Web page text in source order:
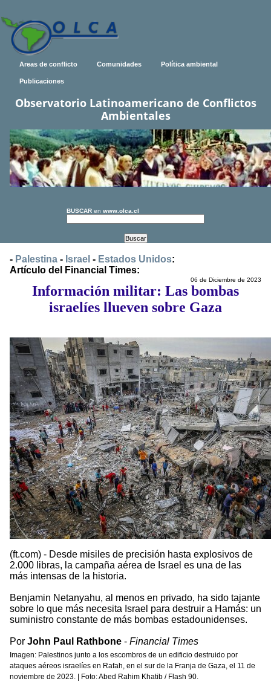
Areas de conflicto Comunidades Política ambiental
Publicaciones
Observatorio Latinoamericano de Conflictos
Ambientales
BUSCAR en www.olca.cl
- Palestina - Israel - Estados Unidos:
Artículo del Financial Times:
06 de Diciembre de 2023
Información militar: Las bombas
israelíes llueven sobre Gaza
(ft.com) - Desde misiles de precisión hasta explosivos de
2.000 libras, la campaña aérea de Israel es una de las
más intensas de la historia.
Benjamin Netanyahu, al menos en privado, ha sido tajante
sobre lo que más necesita Israel para destruir a Hamás: un
suministro constante de más bombas estadounidenses.
Por John Paul Rathbone - Financial Times
Imagen: Palestinos junto a los escombros de un edificio destruido por
ataques aéreos israelíes en Rafah, en el sur de la Franja de Gaza, el 11 de
noviembre de 2023. | Foto: Abed Rahim Khatib / Flash 90.